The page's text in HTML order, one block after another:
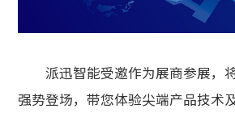
派迅智能受邀作为展商参展，
强势登场，带您体验尖端产品技术